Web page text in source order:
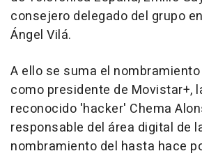
consejero delegado del grupo
Ángel Vilá.
A ello se suma el
como presidente de Movistar+,
reconocido 'hacker' Chema
responsable del área digital de
nombramiento del hasta hace